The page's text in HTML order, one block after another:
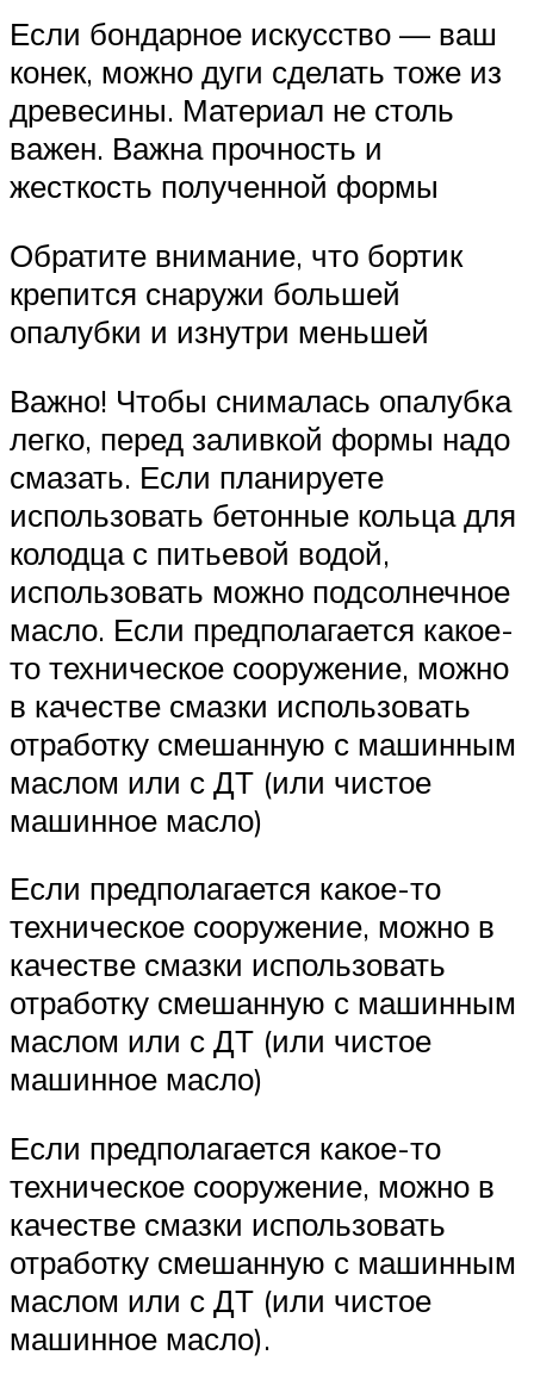
Если бондарное искусство — ваш
конек, можно дуги сделать тоже из
древесины. Материал не столь
важен. Важна прочность и
жесткость полученной формы
Обратите внимание, что бортик
крепится снаружи большей
опалубки и изнутри меньшей
Важно! Чтобы снималась опалубка
легко, перед заливкой формы надо
смазать. Если планируете
использовать бетонные кольца для
колодца с питьевой водой,
использовать можно подсолнечное
масло. Если предполагается какое-
то техническое сооружение, можно
в качестве смазки использовать
отработку смешанную с машинным
маслом или с ДТ (или чистое
машинное масло)
Если предполагается какое-то
техническое сооружение, можно в
качестве смазки использовать
отработку смешанную с машинным
маслом или с ДТ (или чистое
машинное масло)
Если предполагается какое-то
техническое сооружение, можно в
качестве смазки использовать
отработку смешанную с машинным
маслом или с ДТ (или чистое
машинное масло).